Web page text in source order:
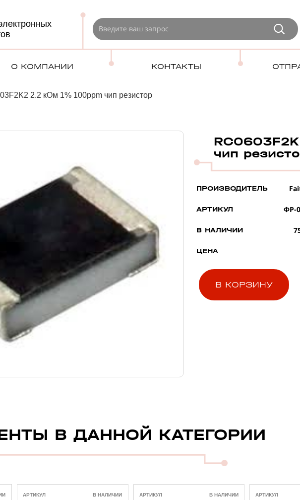
О КОМПАНИИ КОНТАКТЫ
2.2 кОм 1% 100ppm чип резистор
чип
ПРОИЗВОДИТЕЛЬ
АРТИКУЛ ФР-
В НАЛИЧИИ
ЦЕНА
В КОРЗИНУ
В ДАННОЙ КАТЕГОРИИ
АРТИКУЛ
В НАЛИЧИИ
АРТИКУЛ
В НАЛИЧИИ
АРТИКУЛ